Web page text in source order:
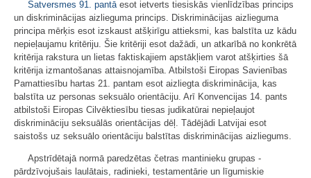
Satversmes 91. pantāesot ietverts tiesiskās vienlīdzības princips
un diskriminācijas aizlieguma princips. Diskriminācijas aizlieguma
principa mērķis esot izskaust atšķirīgu attieksmi, kas balstīta uz kādu
nepieļaujamu kritēriju. Šie kritēriji esot dažādi, un atkarībā no konkrētā
kritērija rakstura un lietas faktiskajiem apstākļiem varot atšķirties šā
kritērija izmantošanas attaisnojamība. Atbilstoši Eiropas Savienības
Pamattiesību hartas 21. pantam esot aizliegta diskriminācija, kas
balstīta uz personas seksuālo orientāciju. Arī Konvencijas 14. pants
atbilstoši Eiropas Cilvēktiesību tiesas judikatūrai nepieļaujot
diskrimināciju seksuālās orientācijas dēļ. Tādējādi Latvijai esot
saistošs uz seksuālo orientāciju balstītas diskriminācijas aizliegums.
Apstrīdētajā normā paredzētas četras mantinieku grupas -
pārdzīvojušais laulātais, radinieki, testamentārie un līgumiskie